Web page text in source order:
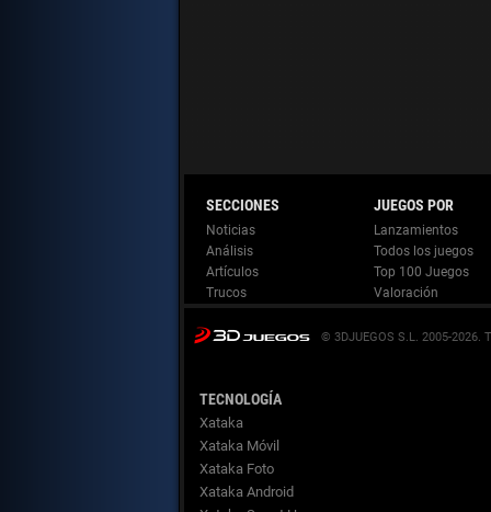
Noticias
Análisis
Artículos
Trucos
Lanzamientos
Todos los juegos
Top 100 Juegos
Valoración
© 3DJUEGOS S.L. 2005-2026.
TECNOLOGÍA
Xataka
Xataka Móvil
Xataka Foto
Xataka Android